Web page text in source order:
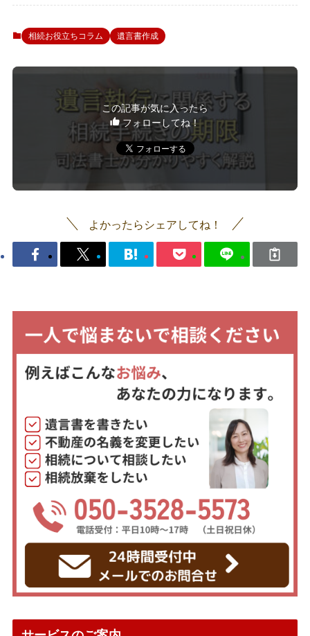
相続お役立ちコラム 遺言書作成
この記事が気に入ったら
フォローしてね！
よかったらシェアしてね！